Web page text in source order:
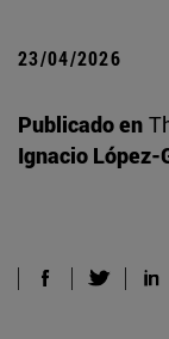
23/04/2026
Publicado en
Ignacio López-